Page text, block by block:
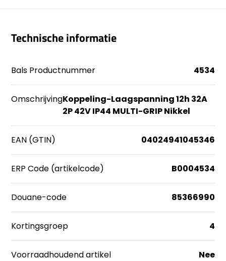
Technische informatie
Bals Productnummer 4534
OmschrijvingKoppeling-Laagspanning 12h 32A
2P 42V IP44 MULTI-GRIP Nikkel
EAN (GTIN) 04024941045346
ERP Code (artikelcode) B0004534
Douane-code 85366990
Kortingsgroep 4
Voorraadhoudend artikel Nee